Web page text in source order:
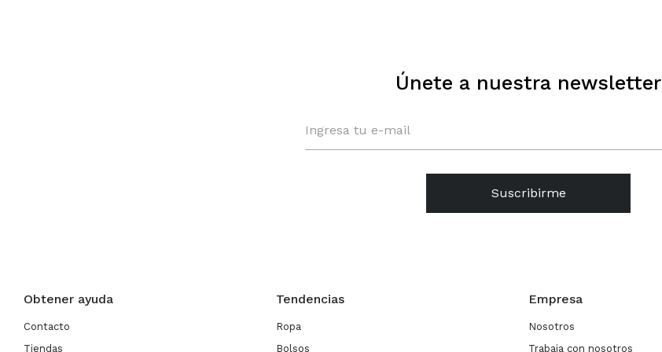
Obtener ayuda
Contacto
Tiendas
Tendencias
Ropa
Bolsos
Empresa
Nosotros
Trabaja con nosotros
Únete a nuestra newsletter
Suscribirme